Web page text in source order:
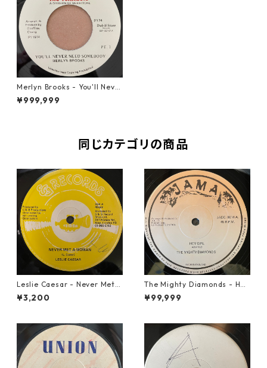
Merlyn Brooks - You'll Neve
r Need Somebody【7-2104
0】
¥999,999
同じカテゴリの商品
Leslie Caesar - Never Met A
Woman【12-50067】
¥3,200
The Mighty Diamonds - Hey
Girl【12-50053】
¥99,999